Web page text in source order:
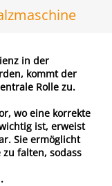
in der
kommt der
Rolle zu.
wo eine korrekte
ist, erweist
Sie ermöglicht
falten, sodass